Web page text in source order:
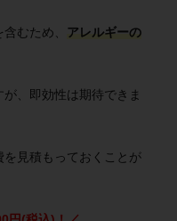
むため、 アレルギーの
、即効性は期待できま
見積もっておくことが